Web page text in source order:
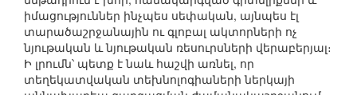
իմացություններ ինչպես սեփական, այնպես էլ
տարածաշրջանային ու գլոբալ ակտորների ոչ
նյութական և նյութական ռեսուրսների վերաբերյալ։
Ի լրումն՝ պետք է նաև հաշվի առնել, որ
տեղեկատվական տեխնոլոգիաների ներկայի